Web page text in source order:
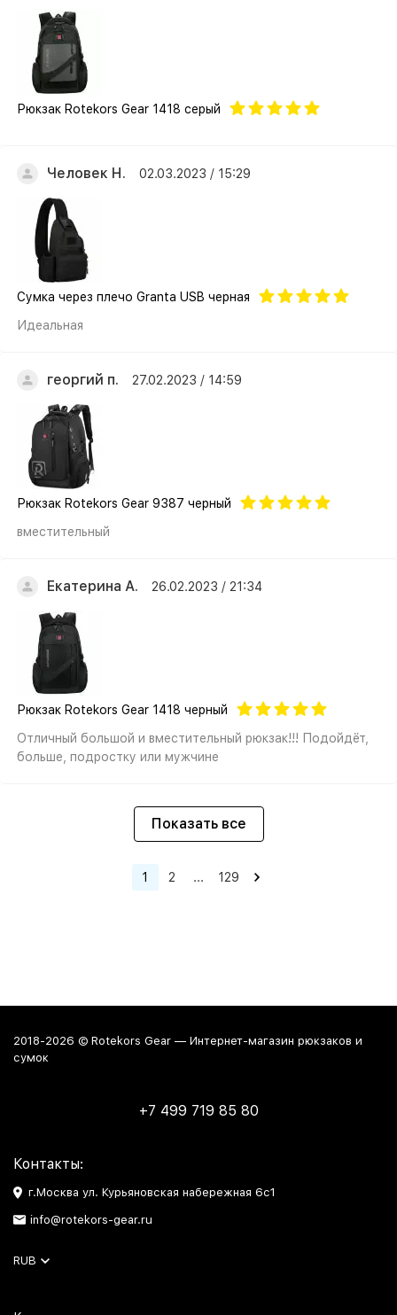
Рюкзак Rotekors Gear 1418 серый
Человек Н. 02.03.2023 / 15:29
Cумка через плечо Granta USB черная
Идеальная
георгий п. 27.02.2023 / 14:59
Рюкзак Rotekors Gear 9387 черный
вместительный
Екатерина А. 26.02.2023 / 21:34
Рюкзак Rotekors Gear 1418 черный
Отличный большой и вместительный рюкзак!!! Подойдёт,
больше, подростку или мужчине
Показать все
1 2 ... 129
2018-2026 © Rotekors Gear — Интернет-магазин рюкзаков и
сумок
+7 499 719 85 80
Контакты:
г.Москва ул. Курьяновская набережная 6с1
info@rotekors-gear.ru
RUB